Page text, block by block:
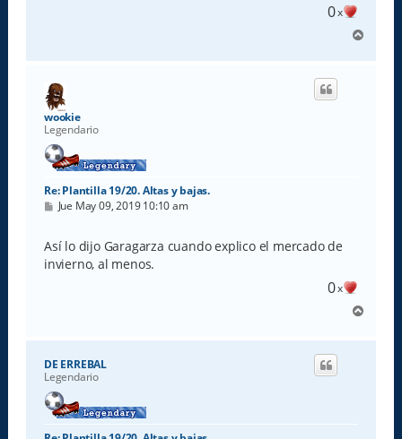
0x
r
wookie
Legendario
Re: Plantilla 19/20. Altas y bajas.
M
s
a
j
Jue May 09, 2019 10:10 am
Así lo dijo Garagarza cuando explico el mercado de
invierno, al menos.
0x
r
DE ERREBAL
Legendario